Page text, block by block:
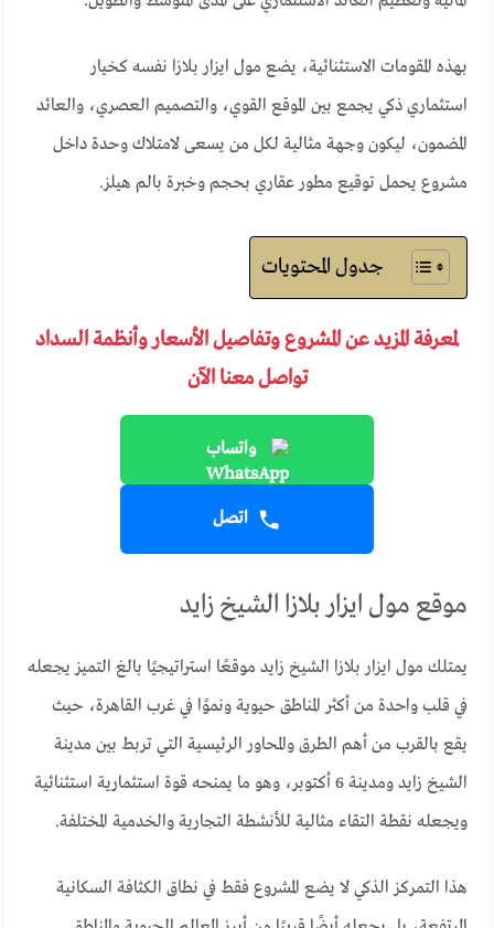
بهذه المقومات الاستثنائية، يضع مول ايزار بلازا نفسه كخيار
استثماري ذكي يجمع بين الموقع القوي، والتصميم العصري، والعائد
المضمون، ليكون وجهة مثالية لكل من يسعى لامتلاك وحدة داخل
مشروع يحمل توقيع مطور عقاري بحجم وخبرة بالم هيلز.
جدول المحتويات
لمعرفة المزيد عن المشروع وتفاصيل الأسعار وأنظمة السداد
تواصل معنا الآن
واتساب
اتصل
موقع مول ايزار بلازا الشيخ زايد
يمتلك مول ايزار بلازا الشيخ زايد موقعًا استراتيجيًا بالغ التميز يجعله
في قلب واحدة من أكثر المناطق حيوية ونموًا في غرب القاهرة، حيث
يقع بالقرب من أهم الطرق والمحاور الرئيسية التي تربط بين مدينة
الشيخ زايد ومدينة 6 أكتوبر، وهو ما يمنحه قوة استثمارية استثنائية
ويجعله نقطة التقاء مثالية للأنشطة التجارية والخدمية المختلفة.
هذا التمركز الذكي لا يضع المشروع فقط في نطاق الكثافة السكانية